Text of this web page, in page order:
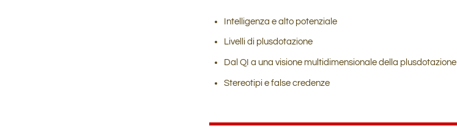
Intelligenza e alto potenziale
Livelli di plusdotazione
Dal QI a una visione multidimensionale della plusdotazione
Stereotipi e false credenze